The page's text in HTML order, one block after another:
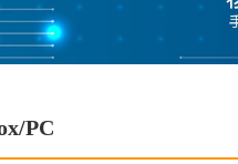
PC